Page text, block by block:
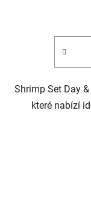
Shrimp Set Day
které nabízí